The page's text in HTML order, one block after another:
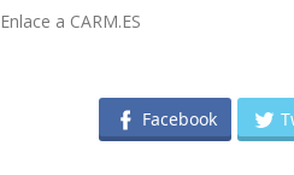
Enlace a CARM.ES
Facebook